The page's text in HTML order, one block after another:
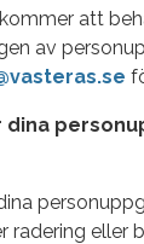
att
av
dina
radering eller